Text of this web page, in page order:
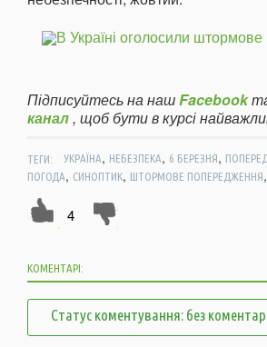
Підписуйтесь на нашFacebook
канал, щоб бути в курсі
ТЕГИ: УКРАЇНА, НЕБЕЗПЕКА, 6 БЕРЕЗНЯ,
ПОГОДА, СИНОПТИК, ШТОРМОВЕ ПОПЕРЕДЖЕННЯ,
4
КОМЕНТАРІ:
Статус коментування: без